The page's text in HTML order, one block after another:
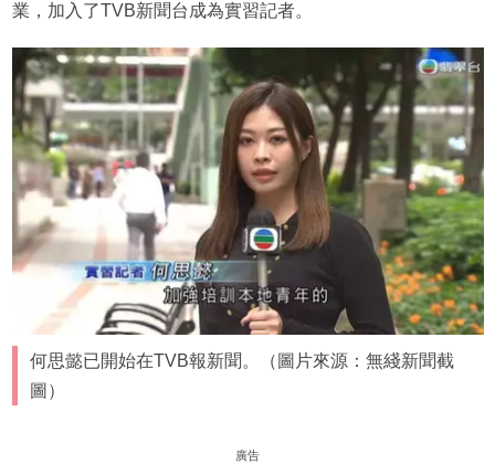
業，加入了TVB新聞台成為實習記者。
何思懿已開始在TVB報新聞。（圖片來源：無綫新聞截
圖）
廣告